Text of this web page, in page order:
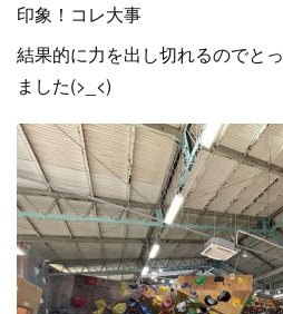
印象！コレ大事
結果的に力を出し切れるのでと
ました(>_<)